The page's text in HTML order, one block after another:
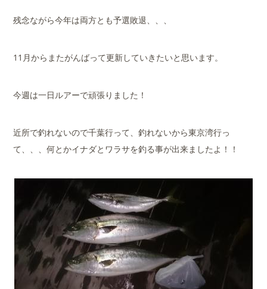
残念ながら今年は両方とも予選敗退、、、
11月からまたがんばって更新していきたいと思います。
今週は一日ルアーで頑張りました！
近所で釣れないので千葉行って、釣れないから東京湾行っ
て、、、何とかイナダとワラサを釣る事が出来ましたよ！！